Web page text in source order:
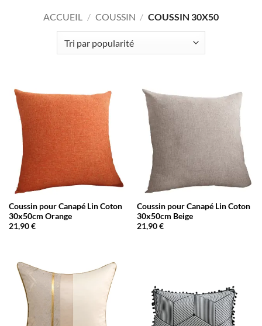
ACCUEIL / COUSSIN / COUSSIN 30X50
Coussin pour Canapé Lin Coton
30x50cm Orange
21,90€
Coussin pour Canapé Lin Coton
30x50cm Beige
21,90€